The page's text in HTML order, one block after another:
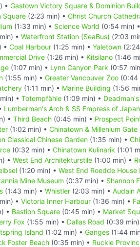
• Gastown Victory Square & Dominion
Square (2:23 min) • Christ Church
(1:33 min) • Science World (0:54 min) •
• Waterfront Station (SeaBus) (2:03
• Coal Harbour (1:25 min) • Yaletown
Drive (1:26 min) • Kitsilano (1:46
(1:07 min) • Lynn Canyon Park (0:57
(1:55 min) • Greater Vancouver Zoo (0:44
(1:11 min) • Marine Building (1:56
• Totempfähle (1:09 min) •
Lumberman's Arch & SS Empress of Japan
• Third Beach (0:45 min) • Prospect
(1:02 min) • Chinatown & Millenium Gate
Classical Chinese Garden (1:35 min) •
(0:32 min) • Chinatown Kulinarik (1:01
• West End Architekturstile (1:00 min) •
(1:20 min) • West End Roedde House
Mine Museum (0:37 min) • Shannon
(1:43 min) • Whistler (2:03 min) • Audain
• Victoria Inner Harbour (1:36 min) •
• Bastion Square (0:45 min) • Market
Fox (1:55 min) • Dallas Road (0:39 min)
Island (1:02 min) • Ganges (1:44
Foster Beach (0:35 min) • Ruckle